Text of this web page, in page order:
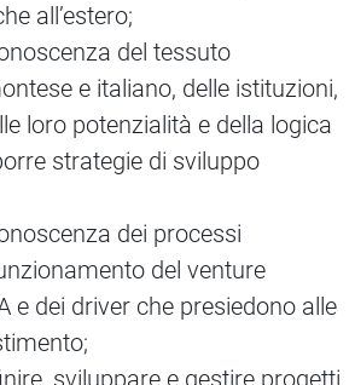
all’estero;
del tessuto
e italiano, delle istituzioni,
loro potenzialità e della logica
strategie di sviluppo
dei processi
del venture
e dei driver che presiedono alle
sviluppare e gestire progetti